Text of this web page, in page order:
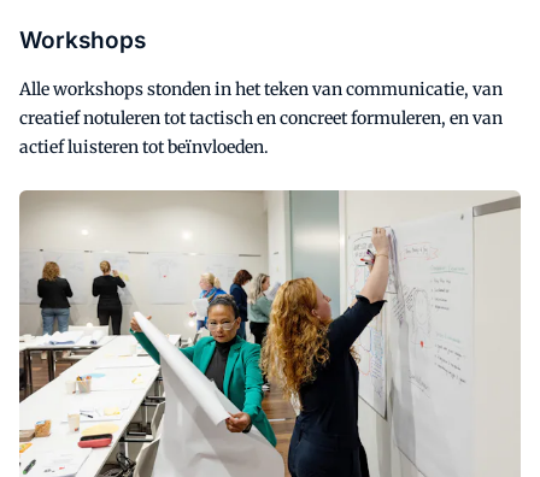
Workshops
Alle workshops stonden in het teken van communicatie, van
creatief notuleren tot tactisch en concreet formuleren, en van
actief luisteren tot beïnvloeden.